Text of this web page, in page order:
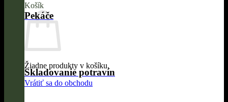
Košík
Žiadne produkty v košíku.
Vrátiť sa do obchodu
Pekáče
Skladovanie potravín